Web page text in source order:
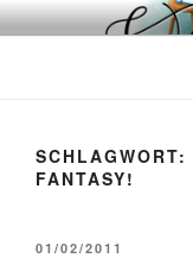
Zum
InhaltVon Büchern erzählen
SCHLAGWORT:
FANTASY!
VERÖFFENTLICHT
01/02/2011